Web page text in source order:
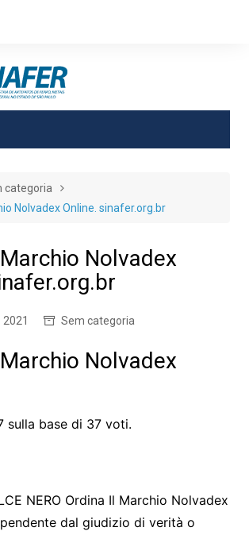
categoria
Nolvadex Online. sinafer.org.br
Nolvadex
Sem categoria
Nolvadex
sulla base di 37voti.
NERO Ordina Il Marchio Nolvadex
dal giudizio di verità o